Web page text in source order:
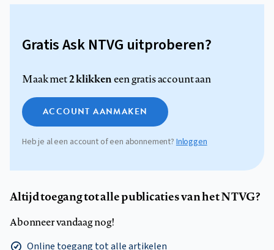
Gratis Ask NTVG uitproberen?
Maak met2 klikkeneen gratis account aan
ACCOUNT AANMAKEN
Heb je al een account of een abonnement?Inloggen
Altijd toegang tot alle publicaties van het NTVG?
Abonneer vandaag nog!
Online toegang tot alle artikelen